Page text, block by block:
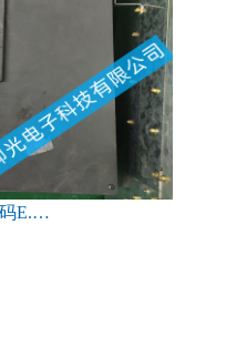
三菱变频器故障维修代码E.oc1/E.oc2/E.oc3/E.ovl分析-专业维修